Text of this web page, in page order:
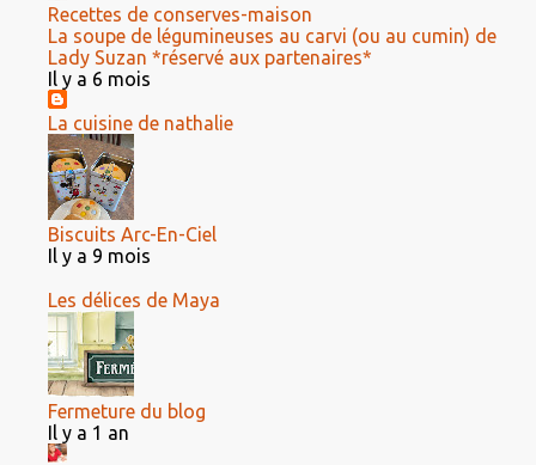
Recettes de conserves-maison
La soupe de légumineuses au carvi (ou au cumin) de
Lady Suzan *réservé aux partenaires*
Il y a 6 mois
La cuisine de nathalie
Biscuits Arc-En-Ciel
Il y a 9 mois
Les délices de Maya
Fermeture du blog
Il y a 1 an